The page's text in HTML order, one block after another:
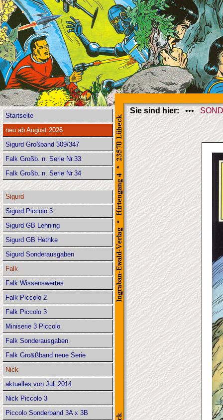
Startseite
neu ab August 2026
Sigurd Großband 309/347
Falk Großb. n. Serie Nr.33
Falk Großb. n. Serie Nr.34
Sigurd
Sigurd Piccolo 3
Sigurd GB Lehning
Sigurd GB Hethke
Sigurd Sonderausgaben
Falk
Falk Wissenswertes
Falk Piccolo 2
Falk Piccolo 3
Miniserie 3 Piccolo
Falk Sonderausgaben
Falk Gro&ßband neue Serie
Nick
aktuelles von Juli 2014
Nick Piccolo 3
Piccolo Sonderband 3A x 3B
Sie sind hier:•••